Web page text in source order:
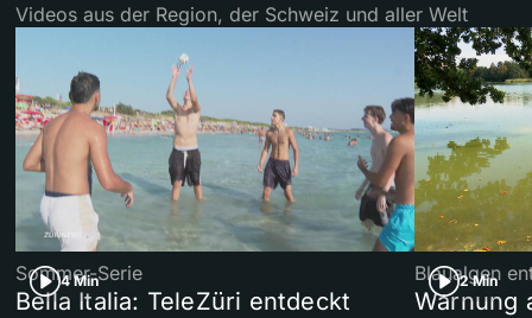
Videos aus der Region, der Schweiz und aller Welt
4 Min
Sommer-Serie
Bella Italia: TeleZüri entdeckt
2 Min
Blaualgen
Warnung